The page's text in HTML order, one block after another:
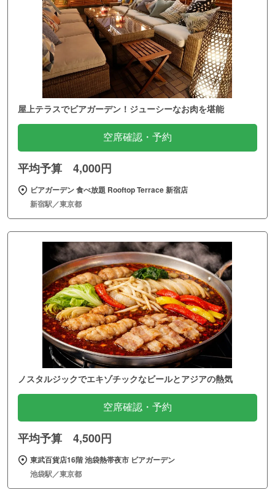
屋上テラスでビアガーデン！ジューシーなお肉を堪能
空席確認・予約
平均予算 4,000円
ビアガーデン 食べ放題 Rooftop Terrace 新宿店
新宿駅／東京都
ノスタルジックでエキゾチックなビールとアジアの熱気
空席確認・予約
平均予算 4,500円
東武百貨店16階 池袋熱帯夜市 ビアガーデン
池袋駅／東京都